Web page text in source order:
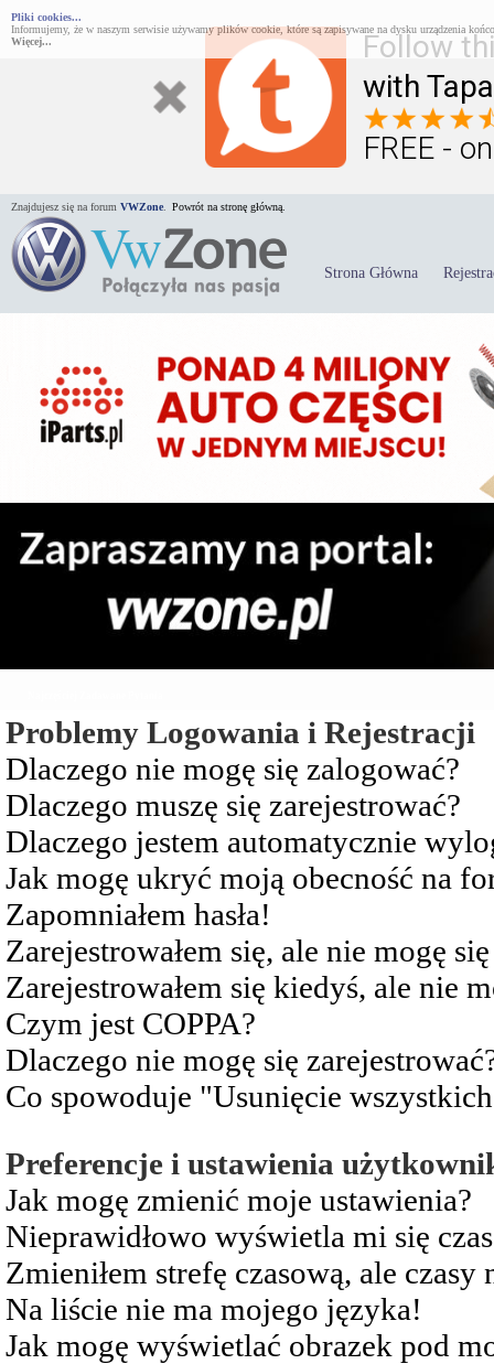
Follow
with
FREE -
Pliki cookies...
Informujemy, że w naszym serwisie używamy plików cookie, które są zapisywane na dysku urządzenia
Więcej...
Znajdujesz się na forum VWZone Powrót na stronę główną.
Strona Główna
Problemy Logowania i Rejestracji
Dlaczego nie mogę się zalogować?
Dlaczego muszę się zarejestrować?
Dlaczego jestem automatycznie
Jak mogę ukryć moją obecność na
Zapomniałem hasła!
Zarejestrowałem się, ale nie mogę
Zarejestrowałem się kiedyś, ale nie
Czym jest COPPA?
Dlaczego nie mogę się
Co spowoduje "Usunięcie
Preferencje i ustawienia
Jak mogę zmienić moje ustawienia?
Nieprawidłowo wyświetla mi się
Zmieniłem strefę czasową, ale czasy
Na liście nie ma mojego języka!
Jak mogę wyświetlać obrazek pod